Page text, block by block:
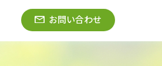
お問い合わせ